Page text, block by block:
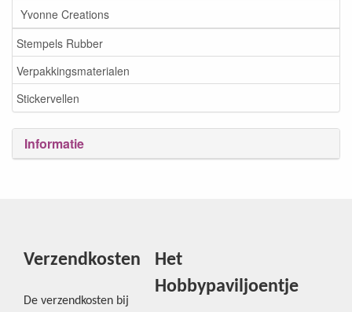
Yvonne Creations
Stempels Rubber
Verpakkingsmaterialen
Stickervellen
Informatie
Verzendkosten
De verzendkosten bij
Het
Hobbypaviljoentje